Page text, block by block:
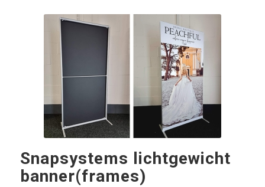
Snapsystems lichtgewicht
banner(frames)